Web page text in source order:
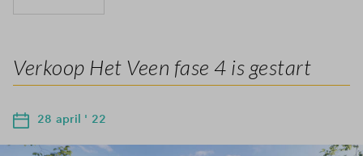
Verkoop Het Veen fase 4 is gestart
28 april ' 22